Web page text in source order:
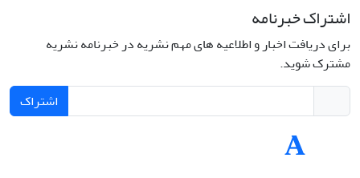
اشتراک خبرنامه
برای دریافت اخبار و اطلاعیه های مهم نشریه در خبرنامه نشریه
مشترک شوید.
اشتراک